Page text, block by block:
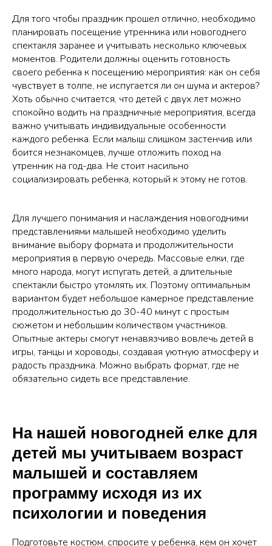
Для того чтобы праздник прошел отлично, необходимо
планировать посещение утренника или новогоднего
спектакля заранее и учитывать несколько ключевых
моментов. Родители должны оценить готовность
своего ребенка к посещению мероприятия: как он себя
чувствует в толпе, не испугается ли он шума и актеров?
Хоть обычно считается, что детей с двух лет можно
спокойно водить на праздничные мероприятия, всегда
важно учитывать индивидуальные особенности
каждого ребенка. Если малыш слишком застенчив или
боится незнакомцев, лучше отложить поход на
утренник на год-два. Не стоит насильно
социализировать ребенка, который к этому не готов.
Для лучшего понимания и наслаждения новогодними
представлениями малышей необходимо уделить
внимание выбору формата и продолжительности
мероприятия в первую очередь. Массовые елки, где
много народа, могут испугать детей, а длительные
спектакли быстро утомлять их. Поэтому оптимальным
вариантом будет небольшое камерное представление
продолжительностью до 30-40 минут с простым
сюжетом и небольшим количеством участников.
Опытные актеры смогут ненавязчиво вовлечь детей в
игры, танцы и хороводы, создавая уютную атмосферу и
радость праздника. Можно выбрать формат, где не
обязательно сидеть все представление.
На нашей новогодней елке для
детей мы учитываем возраст
малышей и составляем
программу исходя из их
психологии и поведения
Подготовьте костюм, спросите у ребенка, кем он хочет